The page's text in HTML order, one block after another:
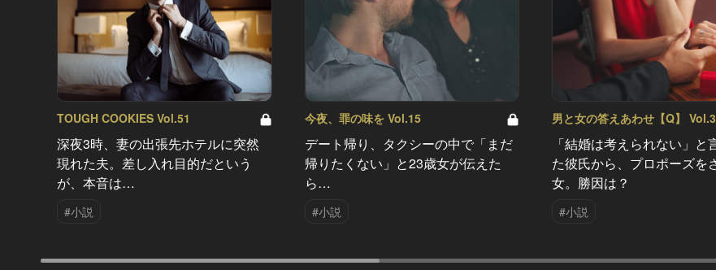
TOUGH COOKIES Vol.51
深夜3時、妻の出張先ホテルに突然
現れた夫。差し入れ目的だという
が、本音は…
#小説
今夜、罪の味を Vol.15
デート帰り、タクシーの中で「まだ
帰りたくない」と23歳女が伝えた
ら…
#小説
男と女の答えあわせ【Q】
「結婚は考えられない」と
た彼氏から、プロポーズを
女。勝因は？
#小説